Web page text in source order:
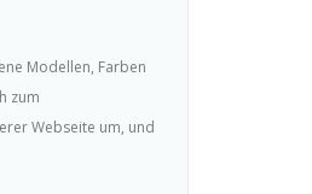
Modellen, Farben
zum
Webseite um, und